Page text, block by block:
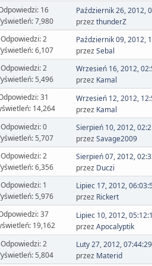
16
7,980
Październik 26, 2012,
przezthunderZ
Odpowiedzi: 2
6,107
Październik 09, 2012,
przezSebal
Odpowiedzi: 2
5,496
Wrzesień 16, 2012,
przez Kamal
31
14,264
Wrzesień 12, 2012,
przez Kamal
Odpowiedzi: 0
5,707
Sierpień 10, 2012,
przezSavage2009
Odpowiedzi: 2
6,356
Sierpień 07, 2012,
przez Duczi
Odpowiedzi: 1
5,976
Lipiec 17, 2012,
przez Rickert
37
19,162
Lipiec 10, 2012,
przezApocalyptik
Odpowiedzi: 2
5,804
Luty 27, 2012,
przez Materid